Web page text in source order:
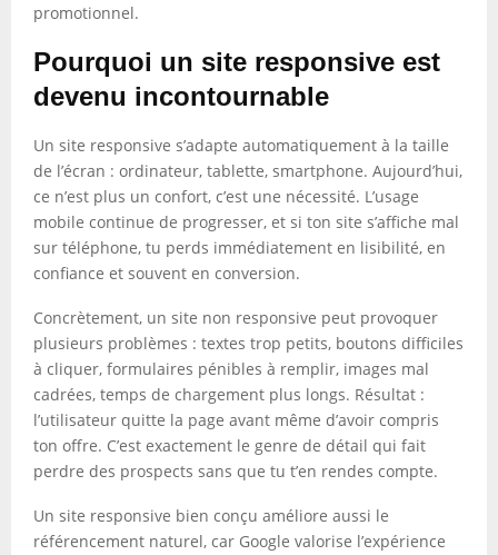
promotionnel.
Pourquoi un site responsive est
devenu incontournable
Un site responsive s’adapte automatiquement à la taille
de l’écran : ordinateur, tablette, smartphone. Aujourd’hui,
ce n’est plus un confort, c’est une nécessité. L’usage
mobile continue de progresser, et si ton site s’affiche mal
sur téléphone, tu perds immédiatement en lisibilité, en
confiance et souvent en conversion.
Concrètement, un site non responsive peut provoquer
plusieurs problèmes : textes trop petits, boutons difficiles
à cliquer, formulaires pénibles à remplir, images mal
cadrées, temps de chargement plus longs. Résultat :
l’utilisateur quitte la page avant même d’avoir compris
ton offre. C’est exactement le genre de détail qui fait
perdre des prospects sans que tu t’en rendes compte.
Un site responsive bien conçu améliore aussi le
référencement naturel, car Google valorise l’expérience